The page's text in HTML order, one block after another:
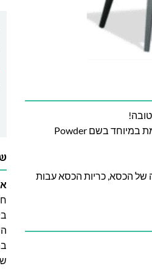
בסיס הכסא עשוי מאלומיניום הצבוע בתנור בשיטה מתקדמת במיוחד בשם Powder
של הכסא, כריות הכסא עבות